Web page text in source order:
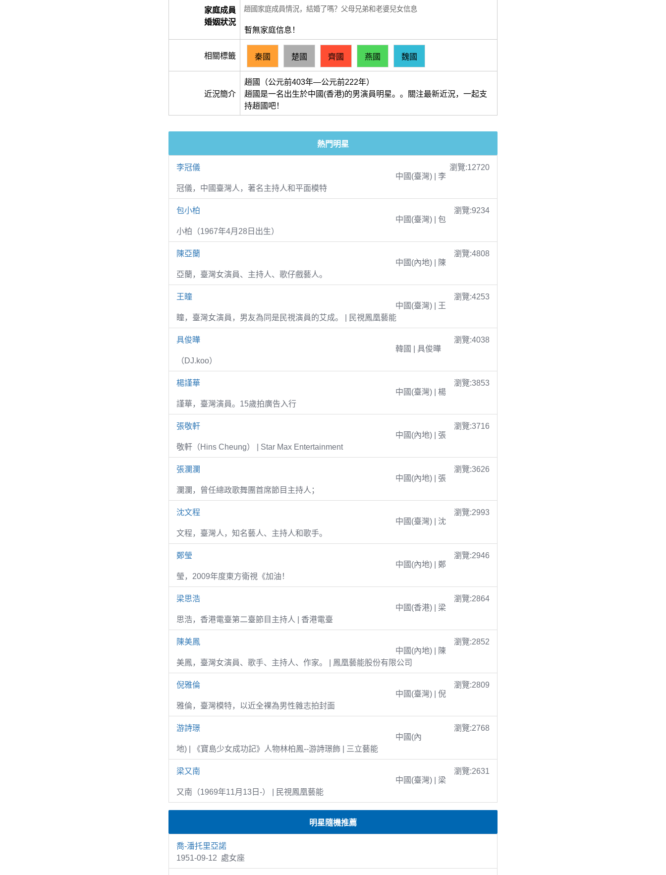
家庭成員
婚姻狀況
趙國家庭成員情況，結婚了嗎？父母兄弟和老婆兒女信息
暫無家庭信息！
相關標籤 秦國 楚國 齊國 燕國 魏國
近況簡介
趙國（公元前403年―公元前222年）
趙國是一名出生於中國(香港)的男演員明星。。關注最新近況，一起支
持趙國吧！
熱門明星
李冠儀
瀏覽:12720
中國(臺灣) | 李
冠儀，中國臺灣人，著名主持人和平面模特
包小柏
瀏覽:9234
中國(臺灣) | 包
小柏（1967年4月28日出生）
陳亞蘭
瀏覽:4808
中國(內地) | 陳
亞蘭，臺灣女演員、主持人、歌仔戲藝人。
王瞳
瀏覽:4253
中國(臺灣) | 王
瞳，臺灣女演員，男友為同是民視演員的艾成。 | 民視鳳凰藝能
具俊曄
瀏覽:4038
韓國 | 具俊曄
（DJ.koo）
楊謹華
瀏覽:3853
中國(臺灣) | 楊
謹華，臺灣演員。15歲拍廣告入行
張敬軒
瀏覽:3716
中國(內地) | 張
敬軒（Hins Cheung） | Star Max Entertainment
張瀾瀾
瀏覽:3626
中國(內地) | 張
瀾瀾，曾任總政歌舞團首席節目主持人；
沈文程
瀏覽:2993
中國(臺灣) | 沈
文程，臺灣人，知名藝人、主持人和歌手。
鄭瑩
瀏覽:2946
中國(內地) | 鄭
瑩，2009年度東方衛視《加油！
梁思浩
瀏覽:2864
中國(香港) | 梁
思浩，香港電臺第二臺節目主持人 | 香港電臺
陳美鳳
瀏覽:2852
中國(內地) | 陳
美鳳，臺灣女演員、歌手、主持人、作家。 | 鳳凰藝能股份有限公司
倪雅倫
瀏覽:2809
中國(臺灣) | 倪
雅倫，臺灣模特，以近全裸為男性雜志拍封面
游詩璟
瀏覽:2768
中國(內
地) | 《寶島少女成功記》人物林柏鳳--游詩璟飾 | 三立藝能
梁又南
瀏覽:2631
中國(臺灣) | 梁
又南（1969年11月13日-） | 民視鳳凰藝能
明星隨機推薦
喬-潘托里亞諾
1951-09-12 處女座